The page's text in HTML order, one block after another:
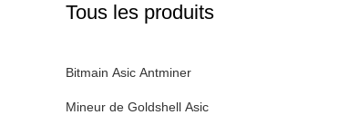
Tous les produits
Bitmain Asic Antminer
Mineur de Goldshell Asic